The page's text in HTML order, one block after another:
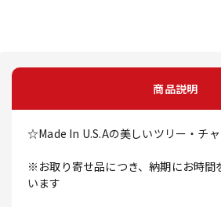
商品説明
☆Made In U.S.Aの美しいツリー・チ
※お取り寄せ品につき、納期にお時間
います